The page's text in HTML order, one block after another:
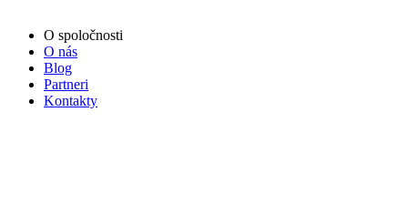
O spoločnosti
O nás
Blog
Partneri
Kontakty